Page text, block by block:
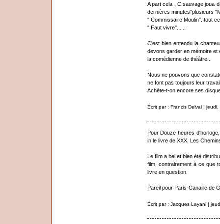
A part cela , C.sauvage joua
dernières minutes"plusieurs
" Commissaire Moulin"..tout
" Faut vivre"......
C'est bien entendu la
devons garder en mémoire et
la comédienne de théâtre...
Nous ne pouvons que
ne font pas toujours leur
Achète-t-on encore ses
Écrit par : Francis Delval |
Pour Douze heures
in le livre de XXX, Les
Le film a bel et bien été
film, contrairement à ce que
livre en question.
Pareil pour Paris-Canaille de
Écrit par : Jacques Layani |